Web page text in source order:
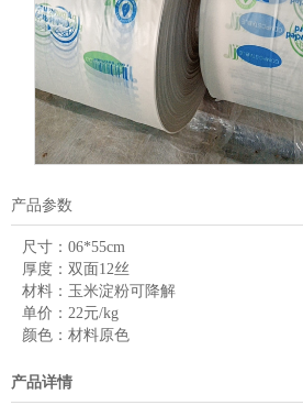
产品参数
尺寸： 06*55cm
厚度： 双面12丝
材料： 玉米淀粉可降解
单价： 22元/kg
颜色： 材料原色
产品详情